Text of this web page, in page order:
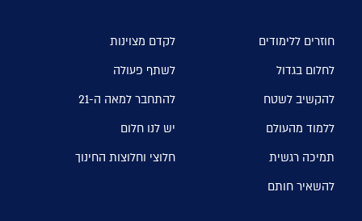
חוזרים ללימודים
לקדם מצוינות
לחלום בגדול
לשתף פעולה
להקשיב לשטח
להתחבר למאה ה-21
ללמוד מהעולם
יש לנו חלום
תמיכה רגשית
חלוצי וחלוצות החינוך
להשאיר חותם